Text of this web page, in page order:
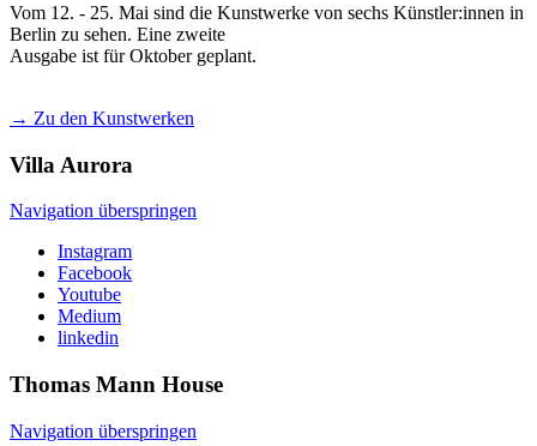
Vom 12. - 25. Mai sind die Kunstwerke von sechs Künstler:innen in
Berlin zu sehen. Eine zweite
Ausgabe ist für Oktober geplant.
→ Zu den Kunstwerken
Villa Aurora
Navigation überspringen
Instagram
Facebook
Youtube
Medium
linkedin
Thomas Mann House
Navigation überspringen